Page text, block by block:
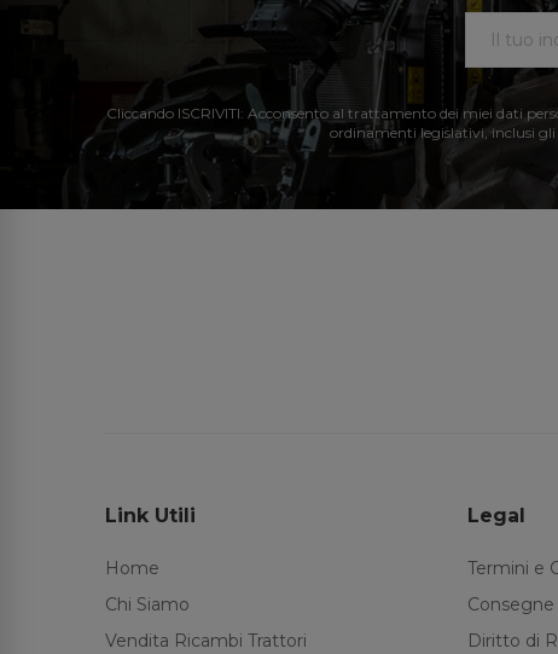
Cliccando ISCRIVITI: Acconsento al trattamento dei miei dati
ordinamenti legislativi, inclusi gli
Link Utili
Home
Chi Siamo
Vendita Ricambi Trattori
Legal
Termini e
Diritto di